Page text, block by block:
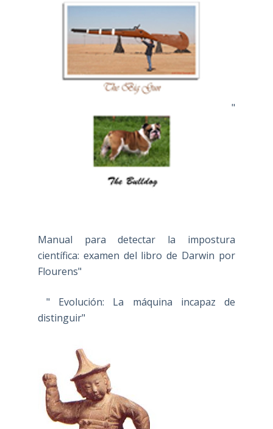
"
Manual para detectar la impostura
científica: examen del libro de Darwin por
Flourens"
" Evolución: La máquina incapaz de
distinguir"